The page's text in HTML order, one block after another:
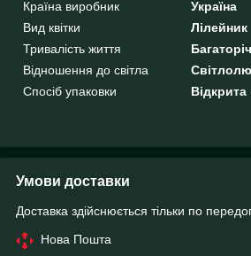
Країна виробник
Україна
Вид квітки
Лілейник
Тривалість життя
Відношення до світла
Спосіб упаковки
Умови доставки
Доставка здійснюється тільки по
Нова Пошта